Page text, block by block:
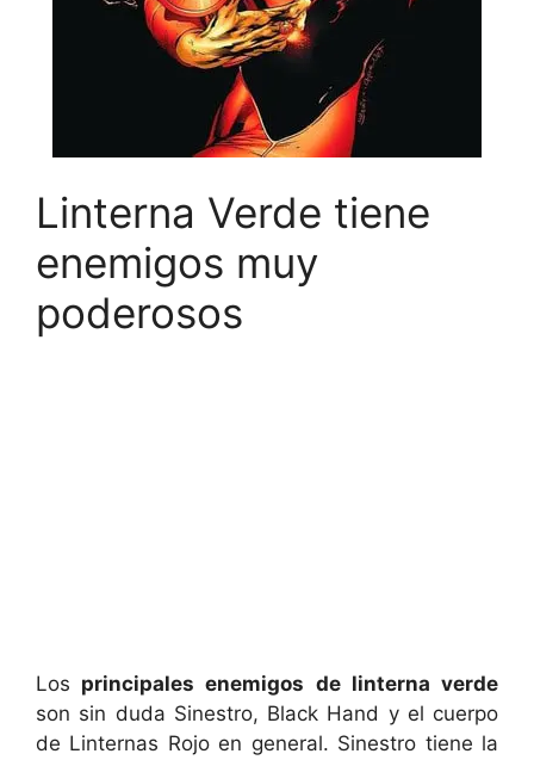
Linterna Verde tiene
enemigos muy
poderosos
Los principales enemigos de linterna verde
son sin duda Sinestro, Black Hand y el cuerpo
de Linternas Rojo en general. Sinestro tiene la